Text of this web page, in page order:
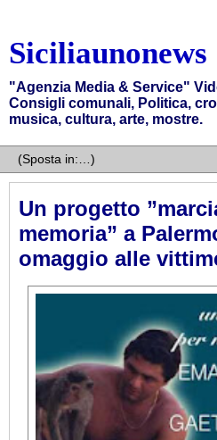
Siciliaunonews
"Agenzia Media & Service"
Consigli comunali, Politica,
musica, cultura, arte, mostre.
Un progetto
memoria” a
omaggio alle